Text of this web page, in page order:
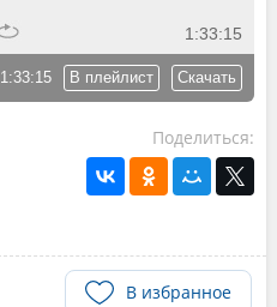
1:33:15
1:33:15 В плейлист Скачать
Поделиться:
В избранное